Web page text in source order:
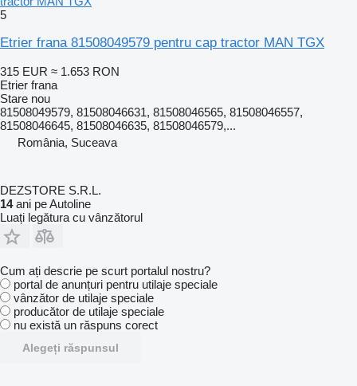
5
Etrier frana 81508049579 pentru cap tractor MAN TGX
315 EUR ≈ 1.653 RON
Etrier frana
Stare nou
81508049579, 81508046631, 81508046565, 81508046557,
81508046645, 81508046635, 81508046579,...
România, Suceava
DEZSTORE S.R.L.
14ani pe Autoline
Luați legătura cu vânzătorul
Cum ați descrie pe scurt portalul nostru?
portal de anunțuri pentru utilaje speciale
vânzător de utilaje speciale
producător de utilaje speciale
nu există un răspuns corect
Alegeți răspunsul